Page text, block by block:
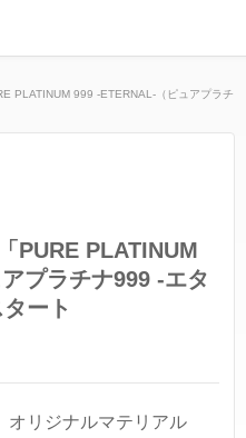
）
999）
クション）
ション／時計）
ー）
ズ）
PLATINUM 999 -ETERNAL-（ピュアプラチ
PURE PLATINUM
プラチナ999 -エタ
ート
オリジナルマテリアル